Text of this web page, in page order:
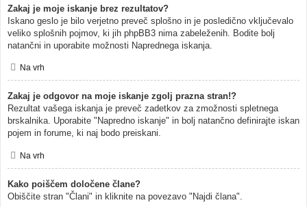
Zakaj je moje iskanje brez rezultatov?
Iskano geslo je bilo verjetno preveč splošno in je posledično vključevalo
veliko splošnih pojmov, ki jih phpBB3 nima zabeleženih. Bodite bolj
natančni in uporabite možnosti Naprednega iskanja.
Na vrh
Zakaj je odgovor na moje iskanje zgolj prazna stran!?
Rezultat vašega iskanja je preveč zadetkov za zmožnosti spletnega
brskalnika. Uporabite "Napredno iskanje" in bolj natančno definirajte iskan
pojem in forume, ki naj bodo preiskani.
Na vrh
Kako poiščem določene člane?
Obiščite stran "Člani" in kliknite na povezavo "Najdi člana".